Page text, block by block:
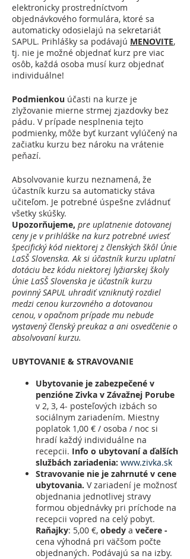
elektronicky prostredníctvom
objednávkového formulára, ktoré sa
automaticky odosielajú na sekretariát
SAPUL. Prihlášky sa podávajú MENOVITE,
tj. nie je možné objednať kurz pre viac
osôb, každá osoba musí kurz objednať
individuálne!
Podmienkou účasti na kurze je
zlyžovanie mierne strmej zjazdovky bez
pádu. V prípade nesplnenia tejto
podmienky, môže byť kurzant vylúčený na
začiatku kurzu bez nároku na vrátenie
peňazí.
Absolvovanie kurzu neznamená, že
účastník kurzu sa automaticky stáva
učiteľom. Je potrebné úspešne zvládnuť
všetky skúšky.
Upozorňujeme, pre uplatnenie dotovanej
ceny je v prihláške na kurz potrebné uviesť
špecifický kód niektorej z členských škôl Únie
LaSŠ Slovenska. Ak si účastník kurzu uplatní
dotáciu bez kódu niektorej lyžiarskej školy
Únie LaSŠ Slovenska je účastník kurzu
povinný SAPUL uhradiť vzniknutý rozdiel
medzi cenou kurzovného a dotovanou
cenou, v opačnom prípade mu nebude
vystavený členský preukaz a ani osvedčenie o
absolvovaní kurzu.
UBYTOVANIE & STRAVOVANIE
Ubytovanie je zabezpečené v
penzióne Zivka v Závažnej Porube
v 2, 3, 4- posteľových izbách so
sociálnym zariadením. Miestny
poplatok 1,00 € / osoba / noc si
hradí každý individuálne na
recepcii. Info o ubytovaní a ďalších
službách zariadenia: www.zivka.sk
Stravovanie nie je zahrnuté v cene
ubytovania. V zariadení je možnosť
objednania jednotlivej stravy
formou objednávky pri príchode na
recepcii vopred na celý pobyt.
Raňajky: 5,00 €, obedy a večere -
cena výhodná pri väčšom počte
objednaných. Podávajú sa na izby.